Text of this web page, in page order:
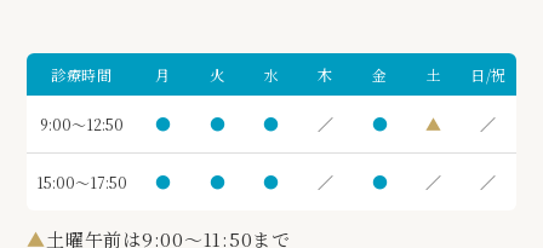
診療時間 月 火 水 木 金 土 日/祝
9:00～12:50 ● ● ● ／ ● ▲ ／
15:00～17:50 ● ● ● ／ ● ／ ／
▲土曜午前は9:00～11:50まで